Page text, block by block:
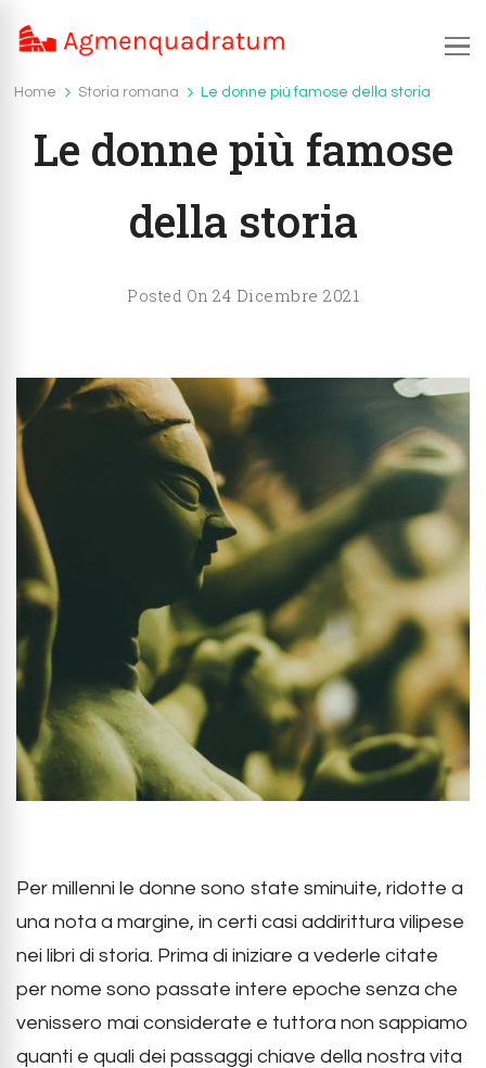
Agmenquadratum.net
Home Storia romana Le donne più famose della storia
Storia romana
Le donne più famose
della storia
Posted On 24 Dicembre 2021
Per millenni le donne sono state sminuite, ridotte a
una nota a margine, in certi casi addirittura vilipese
nei libri di storia. Prima di iniziare a vederle citate
per nome sono passate intere epoche senza che
venissero mai considerate e tuttora non sappiamo
quanti e quali dei passaggi chiave della nostra vita